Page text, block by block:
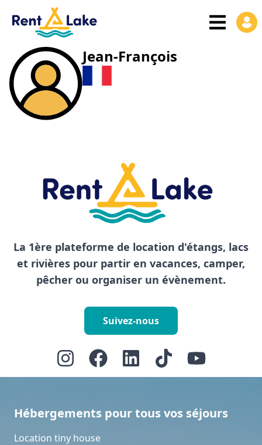
Jean-François
La 1ère plateforme de location d'étangs, lacs
et rivières pour partir en vacances, camper,
pêcher ou organiser un évènement.
Suivez-nous
Hébergements pour tous vos séjours
Location tiny house